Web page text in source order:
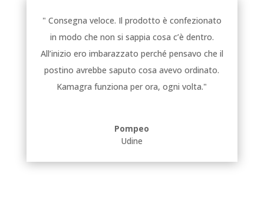
" Consegna veloce. Il prodotto è confezionato
in modo che non si sappia cosa c’è dentro.
All’inizio ero imbarazzato perché pensavo che il
postino avrebbe saputo cosa avevo ordinato.
Kamagra funziona per ora, ogni volta."
Pompeo
Udine